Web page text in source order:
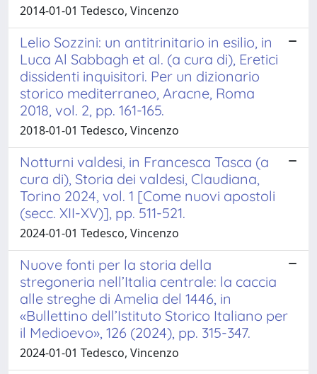
2014-01-01 Tedesco, Vincenzo
Lelio Sozzini: un antitrinitario in esilio, in
Luca Al Sabbagh et al. (a cura di), Eretici
dissidenti inquisitori. Per un dizionario
storico mediterraneo, Aracne, Roma
2018, vol. 2, pp. 161-165.
2018-01-01 Tedesco, Vincenzo
Notturni valdesi, in Francesca Tasca (a
cura di), Storia dei valdesi, Claudiana,
Torino 2024, vol. 1 [Come nuovi apostoli
(secc. XII-XV)], pp. 511-521.
2024-01-01 Tedesco, Vincenzo
Nuove fonti per la storia della
stregoneria nell’Italia centrale: la caccia
alle streghe di Amelia del 1446, in
«Bullettino dell’Istituto Storico Italiano per
il Medioevo», 126 (2024), pp. 315-347.
2024-01-01 Tedesco, Vincenzo